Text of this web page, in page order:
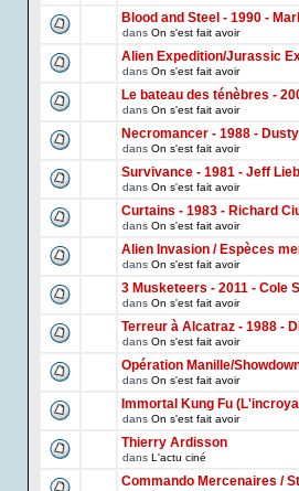
Blood and Steel - 1990 -
dans On s'est fait avoir
Alien Expedition/Jurassic
dans On s'est fait avoir
Le bateau des ténèbres -
dans On s'est fait avoir
Necromancer - 1988 -
dans On s'est fait avoir
Survivance - 1981 - Jeff
dans On s'est fait avoir
Curtains - 1983 - Richard
dans On s'est fait avoir
Alien Invasion / Espèces
dans On s'est fait avoir
3 Musketeers - 2011 - Cole
dans On s'est fait avoir
Terreur à Alcatraz - 1988 -
dans On s'est fait avoir
Opération Manille/
dans On s'est fait avoir
Immortal Kung Fu
dans On s'est fait avoir
Thierry Ardisson
dans L'actu ciné
Commando Mercenaires /